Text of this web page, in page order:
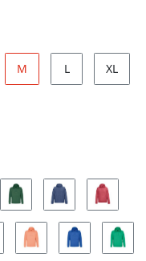
M L XL